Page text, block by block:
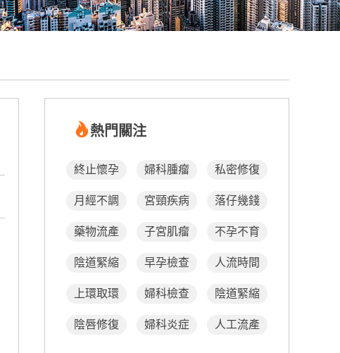
熱門關注
終止懷孕 婦科腫瘤 私密修復
月經不調 宮頸疾病 落仔幾錢
藥物流產 子宮肌瘤 不孕不育
陰道緊縮 早孕檢查 人流時間
上環取環 婦科檢查 陰道緊縮
陰唇修復 婦科炎症 人工流產